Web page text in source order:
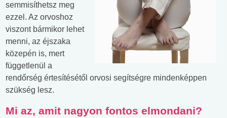
semmisíthetsz meg
ezzel. Az orvoshoz
viszont bármikor lehet
menni, az éjszaka
közepén is, mert
függetlenül a
rendőrség értesítésétől orvosi segítségre mindenképpen
szükség lesz.
Mi az, amit nagyon fontos elmondani?